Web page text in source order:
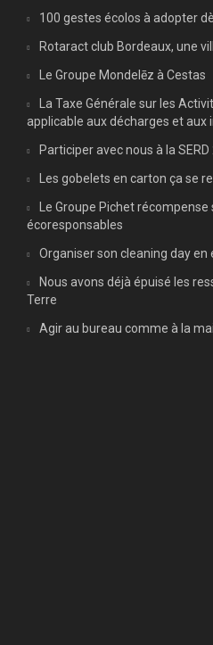
100 gestes écolos à adopter
Rotaract club Bordeaux, une
Le Groupe Mondelēz à Cestas
La Taxe Générale sur les
applicable aux décharges et aux
Participer avec nous à la SERD
Les gobelets en carton ça se
Le Groupe Pichet
écoresponsables
Organiser son cleaning day en
Nous avons déjà épuisé les
Terre
Agir au bureau comme à la